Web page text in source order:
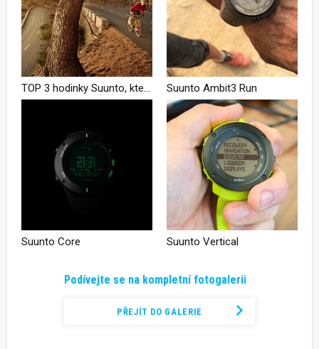
Podívejte se na kompletní fotogalerii
PŘEJÍT DO GALERIE
Suunto Ambit3 Run
Suunto Core Suunto Vertical